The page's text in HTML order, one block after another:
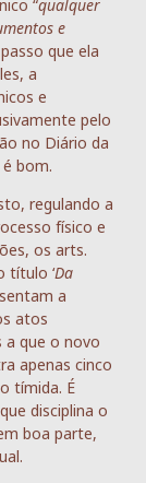
“qualquer
e
que ela
a
e
pelo
no Diário da
bom.
regulando a
físico e
os arts.
título ‘Da
a
atos
a que o novo
apenas cinco
tímida. É
disciplina o
boa parte,